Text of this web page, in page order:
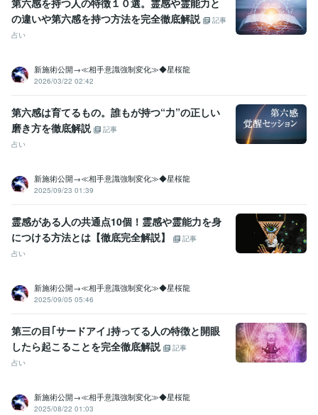
第六感を持つ人の特徴１０選。霊感や霊能力と
の違いや第六感を持つ方法を完全徹底解説
記事
占い
新施術公開→≪相手意識強制変化≫◆星桜龍
2026/03/22 02:42
第六感は育てるもの。誰もが持つ“力”の正しい
磨き方を徹底解説
記事
占い
新施術公開→≪相手意識強制変化≫◆星桜龍
2025/09/23 01:39
霊感がある人の共通点10個！霊感や霊能力を身
につける方法とは【徹底完全解説】
記事
占い
新施術公開→≪相手意識強制変化≫◆星桜龍
2025/09/05 05:46
第三の目｢サードアイ｣持ってる人の特徴と開眼
したら起こることを完全徹底解説
記事
占い
新施術公開→≪相手意識強制変化≫◆星桜龍
2025/08/22 01:03